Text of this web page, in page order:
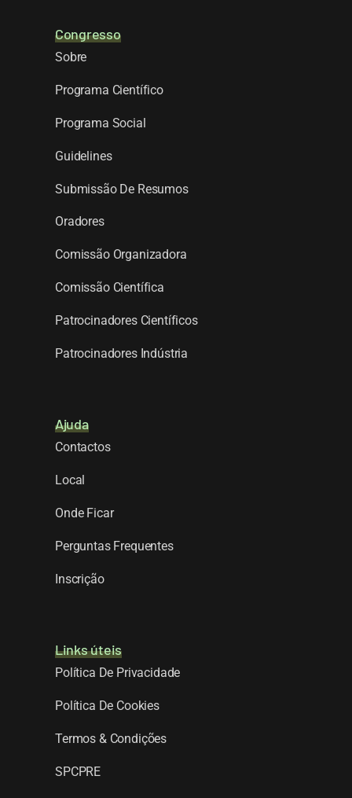
Congresso
Sobre
Programa Científico
Programa Social
Guidelines
Submissão De Resumos
Oradores
Comissão Organizadora
Comissão Científica
Patrocinadores Científicos
Patrocinadores Indústria
Ajuda
Contactos
Local
Onde Ficar
Perguntas Frequentes
Inscrição
Links úteis
Política De Privacidade
Política De Cookies
Termos & Condições
SPCPRE